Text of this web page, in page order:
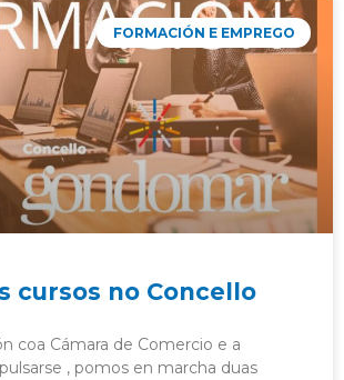
FORMACIÓN E EMPREGO
cursos no Concello
coa Cámara de Comercio e a
, pomos en marcha duas